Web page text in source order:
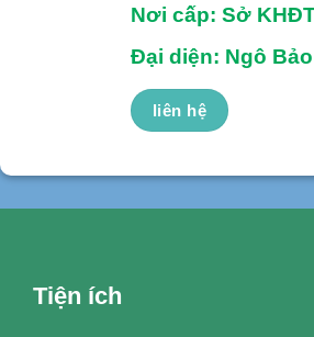
Nơi cấp: Sở
Đại diện: Ngô
liên hệ
Tiện ích